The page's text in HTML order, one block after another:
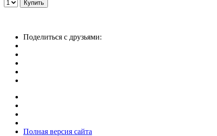
Поделиться с друзьями:
Полная версия сайта